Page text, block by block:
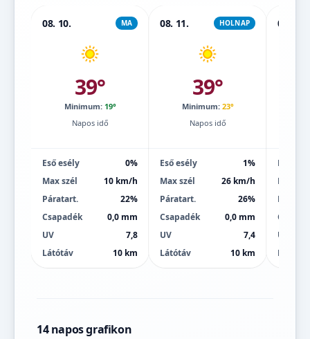
08. 10. MA
39°
Minimum: 19°
Napos idő
Eső esély
0%
Max szél
10 km/h
Páratart.
22%
Csapadék
0,0 mm
UV
7,8
Látótáv
10 km
08. 11. HOLNAP
39°
Minimum: 23°
Napos idő
Eső esély
1%
Max szél
26 km/h
Páratart.
26%
Csapadék
0,0 mm
UV
7,4
Látótáv
10 km
08. 12.
Eső
Max
UV
Látótáv
14 napos grafikon